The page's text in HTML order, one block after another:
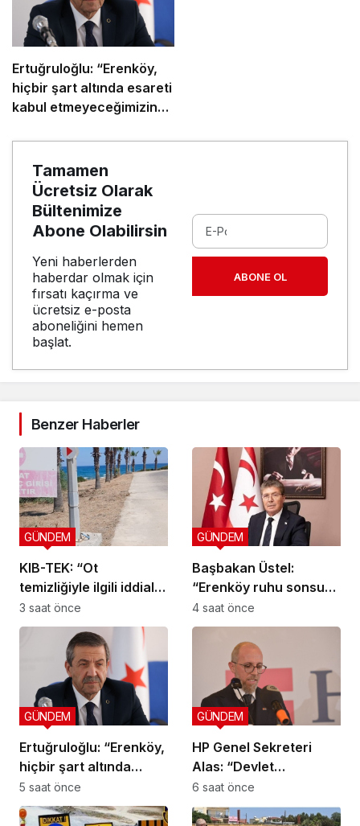
Ertuğruloğlu: “Erenköy,
hiçbir şart altında esareti
kabul etmeyeceğimizin
Tamamen
Ücretsiz Olarak
Bültenimize
Abone Olabilirsin
Yeni haberlerden
haberdar olmak için
fırsatı kaçırma ve
ücretsiz e-posta
aboneliğini hemen
başlat.
ABONE OL
Benzer Haberler
KIB-TEK: “Ot
temizliğiyle ilgili iddialar
doğru değil”
GÜNDEM
3 saat önce
Başbakan Üstel:
“Erenköy ruhu sonsuza
dek yaşayacaktır”
GÜNDEM
4 saat önce
Ertuğruloğlu: “Erenköy,
hiçbir şart altında
esareti kabul
etmeyeceğimizin en
GÜNDEM
5 saat önce
HP Genel Sekreteri
Alas: “Devlet
yönetiminde köklü bir
zihniyet değişimine
GÜNDEM
6 saat önce